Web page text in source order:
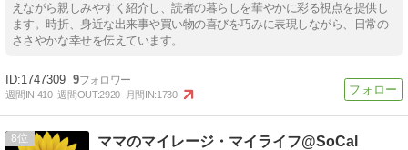
えながら親しみやすく紹介し、読者の暮らしを華やかに彩る視点を提供し
ます。時折、身近な出来事や買い物の喜びを巧みに表現しながら、日常の
ささやかな幸せを伝えています。
1747309 9
週間IN:410 週間OUT:2920 月間IN:1730
8 ママのマイレージ・マイライフ@SoCal